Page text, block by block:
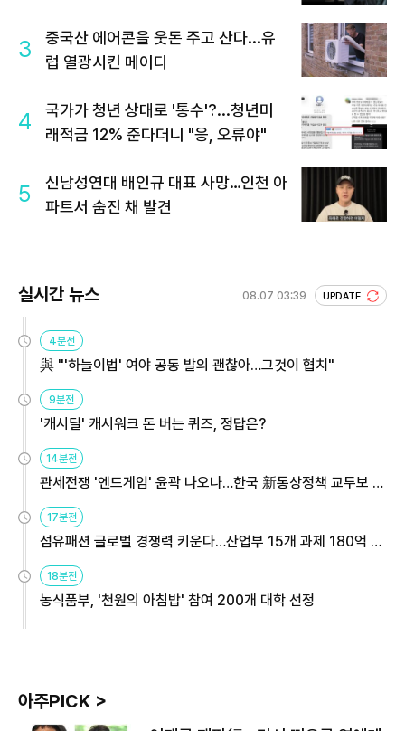
3
중국산 에어콘을 웃돈 주고 산다...유
럽 열광시킨 메이디
4
국가가 청년 상대로 '통수'?...청년미
래적금 12% 준다더니 "응, 오류야"
5
신남성연대 배인규 대표 사망…인천 아
파트서 숨진 채 발견
실시간 뉴스 08.07 03:39 UPDATE
4분전
與 "'하늘이법' 여야 공동 발의 괜찮아…그것이 협치"
9분전
'캐시딜' 캐시워크 돈 버는 퀴즈, 정답은?
14분전
관세전쟁 '엔드게임' 윤곽 나오나…한국 新통상정책 교두보 활
17분전
섬유패션 글로벌 경쟁력 키운다…산업부 15개 과제 180억 지
18분전
농식품부, '천원의 아침밥' 참여 200개 대학 선정
아주PICK >